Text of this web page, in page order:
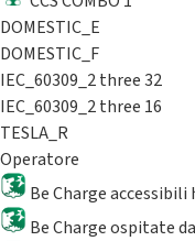
DOMESTIC_E
DOMESTIC_F
IEC_60309_2 three 32
IEC_60309_2 three 16
TESLA_R
Operatore
Be Charge accessibili
Be Charge ospitate